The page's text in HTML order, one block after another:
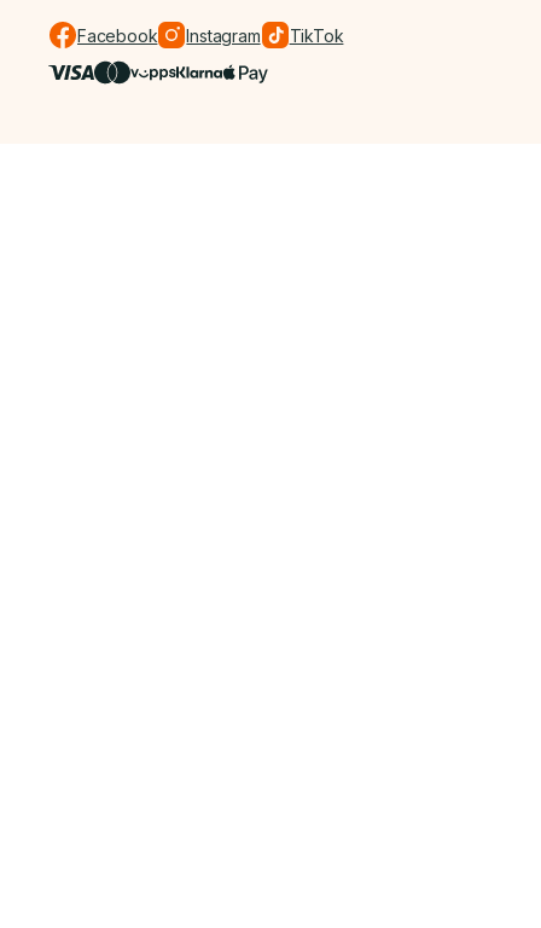
Facebook Instagram TikTok